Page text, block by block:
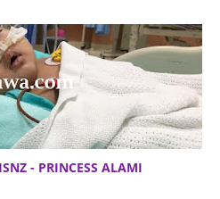
- PRINCESS ALAMI